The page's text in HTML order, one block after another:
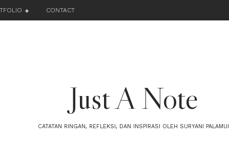
CONTACT
Just A Note
CATATAN RINGAN, REFLEKSI, DAN INSPIRASI OLEH SURYANI PALAMUI